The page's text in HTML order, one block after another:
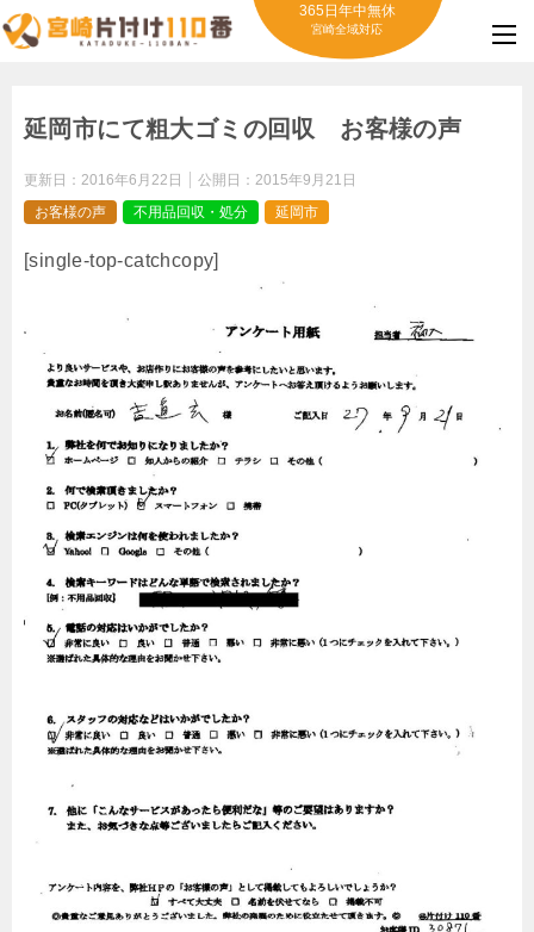
365日年中無休
宮崎全域対応
延岡市にて粗大ゴミの回収 お客様の声
更新日： 2016年6月22日 公開日： 2015年9月21日
お客様の声
不用品回収・処分 延岡市
[single-top-catchcopy]